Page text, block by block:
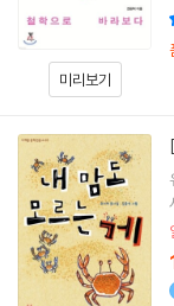
미리보기